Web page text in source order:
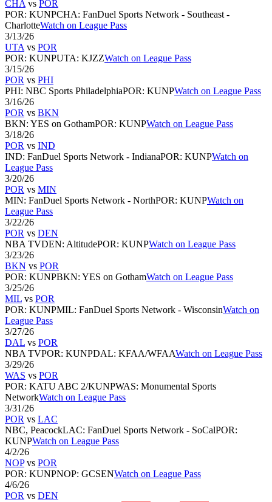
CHA vs POR
POR: KUNPCHA: FanDuel Sports Network - Southeast -
CharlotteWatch on League Pass
3/13/26
UTA vs POR
POR: KUNPUTA: KJZZWatch on League Pass
3/15/26
POR vs PHI
PHI: NBC Sports PhiladelphiaPOR: KUNPWatch on League Pass
3/16/26
POR vs BKN
BKN: YES on GothamPOR: KUNPWatch on League Pass
3/18/26
POR vs IND
IND: FanDuel Sports Network - IndianaPOR: KUNPWatch on
League Pass
3/20/26
POR vs MIN
MIN: FanDuel Sports Network - NorthPOR: KUNPWatch on
League Pass
3/22/26
POR vs DEN
NBA TVDEN: AltitudePOR: KUNPWatch on League Pass
3/23/26
BKN vs POR
POR: KUNPBKN: YES on GothamWatch on League Pass
3/25/26
MIL vs POR
POR: KUNPMIL: FanDuel Sports Network - WisconsinWatch on
League Pass
3/27/26
DAL vs POR
NBA TVPOR: KUNPDAL: KFAA/WFAAWatch on League Pass
3/29/26
WAS vs POR
POR: KATU ABC 2/KUNPWAS: Monumental Sports
NetworkWatch on League Pass
3/31/26
POR vs LAC
NBC, PeacockLAC: FanDuel Sports Network - SoCalPOR:
KUNPWatch on League Pass
4/2/26
NOP vs POR
POR: KUNPNOP: GCSENWatch on League Pass
4/6/26
POR vs DEN